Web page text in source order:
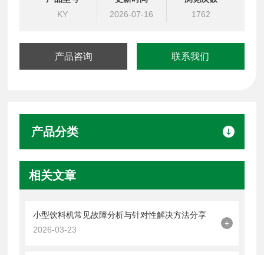
备，且工艺简单，质量高，操作易于控制。
KY
2026-07-16
1762
产品咨询 联系我们
产品分类
相关文章
小型饮料机常见故障分析与针对性解决方法分享
2026-03-23
+